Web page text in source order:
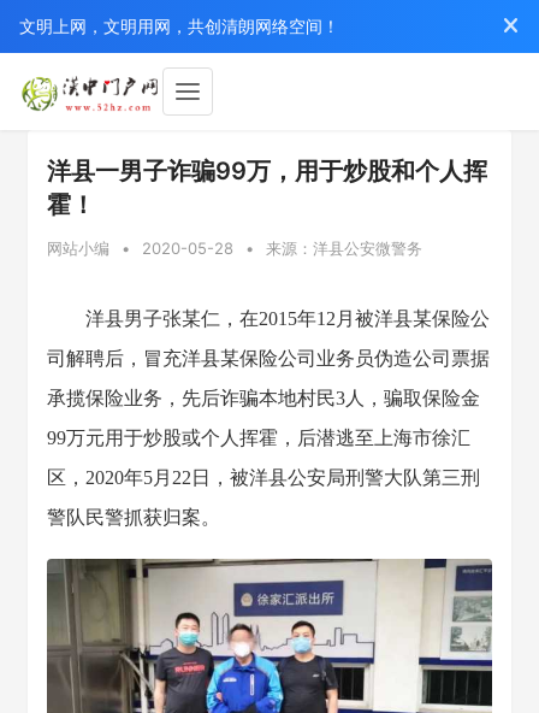
文明上网，文明用网，共创清朗网络空间！
洋县一男子诈骗99万，用于炒股和个人挥
霍！
网站小编 • 2020-05-28 • 来源：洋县公安微警务
洋县男子张某仁，在2015年12月被洋县某保险公
司解聘后，冒充洋县某保险公司业务员伪造公司票据
承揽保险业务，先后诈骗本地村民3人，骗取保险金
99万元用于炒股或个人挥霍，后潜逃至上海市徐汇
区，2020年5月22日，被洋县公安局刑警大队第三刑
警队民警抓获归案。